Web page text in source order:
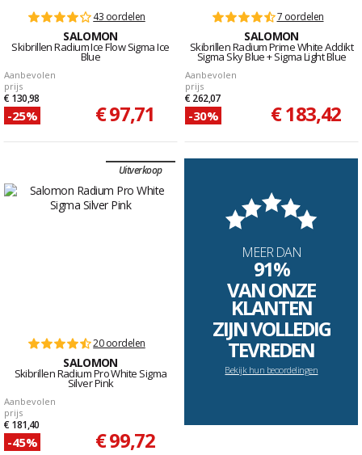
43 oordelen
SALOMON
Skibrillen Radium Ice Flow Sigma Ice
Blue
Aanbevolen
prijs
€ 130,98
-25% € 97,71
7 oordelen
SALOMON
Skibrillen Radium Prime White Addikt
Sigma Sky Blue + Sigma Light Blue
Aanbevolen
prijs
€ 262,07
-30% € 183,42
Uitverkoop
20 oordelen
SALOMON
Skibrillen Radium Pro White Sigma
Silver Pink
Aanbevolen
prijs
€ 181,40
-45% € 99,72
MEER DAN
91%
VAN ONZE
KLANTEN
ZIJN VOLLEDIG
TEVREDEN
Bekijk hun beoordelingen